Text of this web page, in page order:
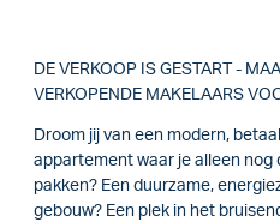
DE VERKOOP IS GESTART -
VERKOPENDE MAKELAARS
Droom jij van een modern,
appartement waar je alleen
pakken? Een duurzame,
gebouw? Een plek in het